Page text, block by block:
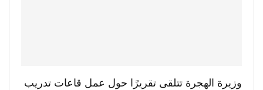
وزيرة الهجرة تتلقى تقريرًا حول عمل قاعات تدريب